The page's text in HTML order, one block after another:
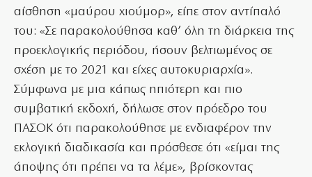
αίσθηση «μαύρου χιούμορ», είπε στον αντίπαλό
του: «Σε παρακολούθησα καθ’ όλη τη διάρκεια της
προεκλογικής περιόδου, ήσουν βελτιωμένος σε
σχέση με το 2021 και είχες αυτοκυριαρχία».
Σύμφωνα με μια κάπως ηπιότερη και πιο
συμβατική εκδοχή, δήλωσε στον πρόεδρο του
ΠΑΣΟΚ ότι παρακολούθησε με ενδιαφέρον την
εκλογική διαδικασία και πρόσθεσε ότι «είμαι της
άποψης ότι πρέπει να τα λέμε», βρίσκοντας